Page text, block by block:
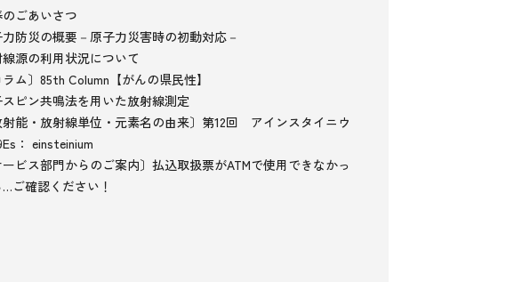
ごあいさつ
防災の概要－原子力災害時の初動対応－
源の利用状況について
ラム〕85th Column【がんの県民性】
ピン共鳴法を用いた放射線測定
射能・放射線単位・元素名の由来〕第12回 アインスタイニウ
： einsteinium
ービス部門からのご案内〕払込取扱票がATMで使用できなかっ
ご確認ください！